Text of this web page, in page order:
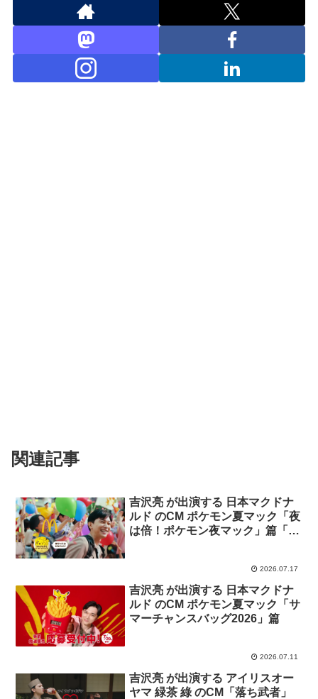
関連記事
吉沢亮 が出演する 日本マクドナ
ルド のCM ポケモン夏マック「夜
は倍！ポケモン夜マック」篇「ポ
2026.07.17
吉沢亮 が出演する 日本マクドナ
ルド のCM ポケモン夏マック「サ
マーチャンスバッグ2026」篇
2026.07.11
吉沢亮 が出演する アイリスオー
ヤマ 緑茶 綠 のCM「落ち武者」